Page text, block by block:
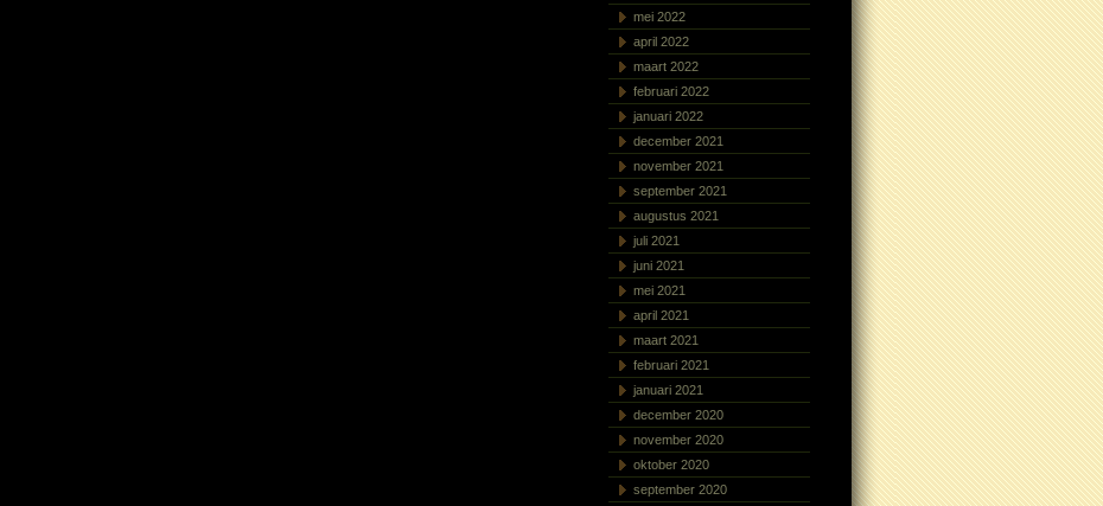
mei 2022
april 2022
maart 2022
februari 2022
januari 2022
december 2021
november 2021
september 2021
augustus 2021
juli 2021
juni 2021
mei 2021
april 2021
maart 2021
februari 2021
januari 2021
december 2020
november 2020
oktober 2020
september 2020